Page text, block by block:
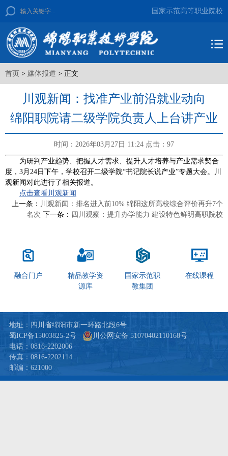
国家示范高等职业院校
首页 > 媒体报道 > 正文
川观新闻：找准产业前沿就业动向
绵阳职院请二级学院负责人上台讲产业
时间：2026年03月27日 11:24 点击： 97
为研判产业趋势、把握人才需求、提升人才培养与产业需求契合
度，3月24日下午，学校召开二级学院“书记院长说产业”专题大会。川
观新闻对此进行了相关报道。
点击查看川观新闻
上一条： 川观新闻：排名进入前10% 绵阳这所高校综合评价再升7个
名次 下一条： 四川观察：提升办学能力 建设特色鲜明高职院校
融合门户
精品教学资
源库
国家示范职
教集团
在线课程
地址：四川省绵阳市新一环路北段6号
蜀ICP备15003825-2号
川公网安备 51070402110168号
电话：0816-2202006
传真：0816-2202114
邮编：621000